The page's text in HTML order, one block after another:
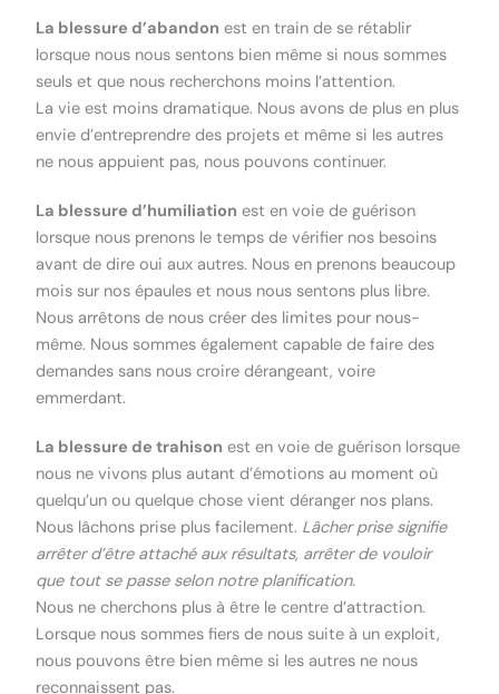
La blessure d’abandon est en train de se rétablir
lorsque nous nous sentons bien même si nous sommes
seuls et que nous recherchons moins l’attention.
La vie est moins dramatique. Nous avons de plus en plus
envie d’entreprendre des projets et même si les autres
ne nous appuient pas, nous pouvons continuer.
La blessure d’humiliation est en voie de guérison
lorsque nous prenons le temps de vérifier nos besoins
avant de dire oui aux autres. Nous en prenons beaucoup
mois sur nos épaules et nous nous sentons plus libre.
Nous arrêtons de nous créer des limites pour nous-
même. Nous sommes également capable de faire des
demandes sans nous croire dérangeant, voire
emmerdant.
La blessure de trahison est en voie de guérison lorsque
nous ne vivons plus autant d’émotions au moment où
quelqu’un ou quelque chose vient déranger nos plans.
Nous lâchons prise plus facilement. Lâcher prise signifie
arrêter d’être attaché aux résultats, arrêter de vouloir
que tout se passe selon notre planification.
Nous ne cherchons plus à être le centre d’attraction.
Lorsque nous sommes fiers de nous suite à un exploit,
nous pouvons être bien même si les autres ne nous
reconnaissent pas.